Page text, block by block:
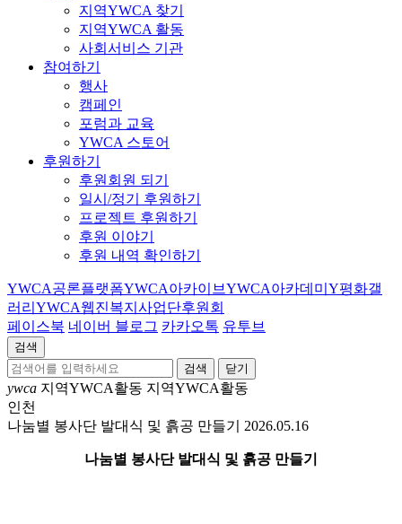
지역YWCA 찾기
지역YWCA 활동
사회서비스 기관
참여하기
행사
캠페인
포럼과 교육
YWCA 스토어
후원하기
후원회원 되기
일시/정기 후원하기
프로젝트 후원하기
후원 이야기
후원 내역 확인하기
YWCA공론플랫폼YWCA아카이브YWCA아카데미 Y평화갤
러리 YWCA웹진복지사업단후원회
페이스북 네이버 블로그 카카오톡 유투브
검색
닫기
ywca 지역YWCA활동 지역YWCA활동
인천
나눔별 봉사단 발대식 및 흙공 만들기 2026.05.16
나눔별 봉사단 발대식 및 흙공 만들기